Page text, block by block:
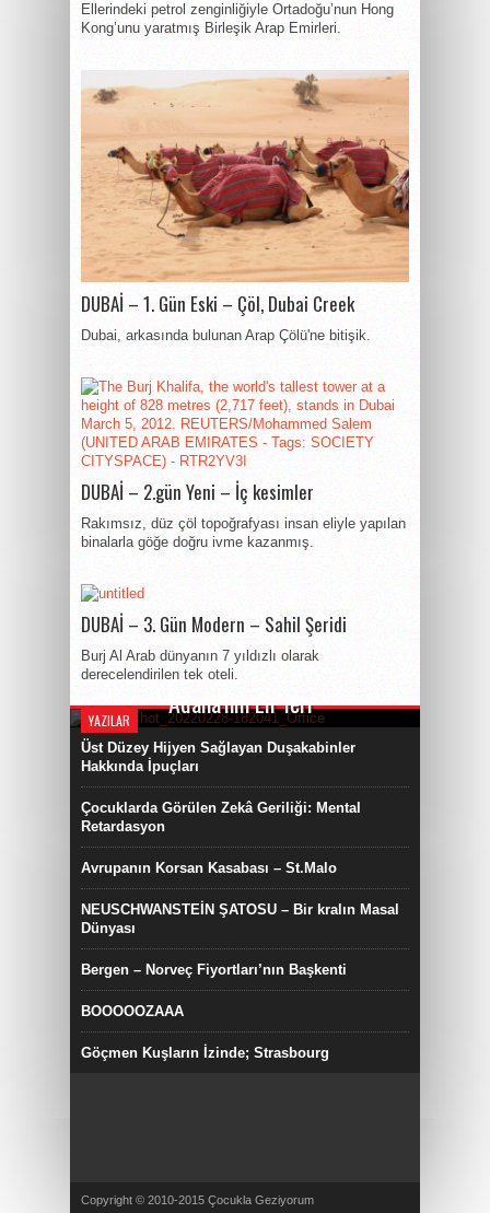
Ellerindeki petrol zenginliğiyle Ortadoğu’nun Hong
Kong’unu yaratmış Birleşik Arap Emirleri.
DUBAİ – 1. Gün Eski – Çöl, Dubai Creek
Dubai, arkasında bulunan Arap Çölü'ne bitişik.
DUBAİ – 2.gün Yeni – İç kesimler
Rakımsız, düz çöl topoğrafyası insan eliyle yapılan
binalarla göğe doğru ivme kazanmış.
DUBAİ – 3. Gün Modern – Sahil Şeridi
Burj Al Arab dünyanın 7 yıldızlı olarak
derecelendirilen tek oteli.
YAZILAR
Adana’nın En ‘leri
Üst Düzey Hijyen Sağlayan Duşakabinler
Hakkında İpuçları
Çocuklarda Görülen Zekâ Geriliği: Mental
Retardasyon
Avrupanın Korsan Kasabası – St.Malo
NEUSCHWANSTEİN ŞATOSU – Bir kralın Masal
Dünyası
Bergen – Norveç Fiyortları’nın Başkenti
BOOOOOZAAA
Göçmen Kuşların İzinde; Strasbourg
Copyright © 2010-2015 Çocukla Geziyorum